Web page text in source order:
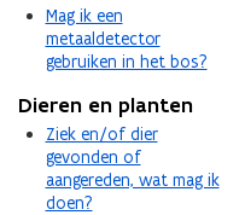
Mag ik een
metaaldetector
gebruiken in het bos?
Dieren en planten
Ziek en/of dier
gevonden of
aangereden, wat mag ik
doen?